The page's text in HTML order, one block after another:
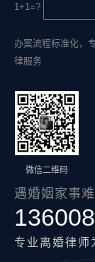
1+1=?
办案流程标准化，
律服务
微信二维码
遇婚姻家事
专业离婚律师